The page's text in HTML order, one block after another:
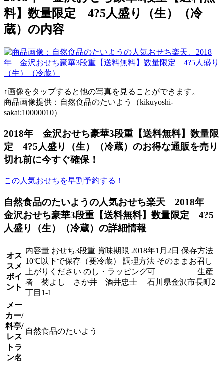
料】数量限定 4?5人盛り（生）（冷
蔵）の内容
↑画像をタップすると他の写真を見ることができます。
商品画像提供：自然食品のたいよう（kikuyoshi-
sakai:10000010）
2018年 金沢おせち豪華3段重【送料無料】数量限
定 4?5人盛り（生）（冷蔵）のお得な通販を売り
切れ前に今すぐ確保！
この人気おせちを早割予約する！
自然食品のたいようの人気おせち楽天 2018年
金沢おせち豪華3段重【送料無料】数量限定 4?5
人盛り（生）（冷蔵）の詳細情報
オス
スメ
ポイ
ント
内容量 おせち3段重 賞味期限 2018年1月2日 保存方法
10℃以下で保存（要冷蔵） 調理方法 そのままお召し
上がりください のし・ラッピング可 生産
者 菊よし さか井 酒井忠士 石川県金沢市長町2
丁目1-1
メー
カー/
料亭/
レス
トラ
ン名
自然食品のたいよう